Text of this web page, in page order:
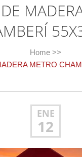
Home >>
METRO
ENE
12